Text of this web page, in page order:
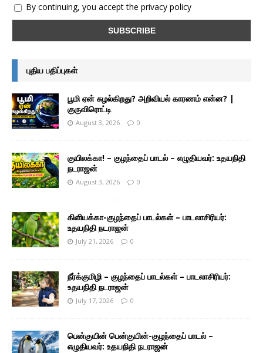
By continuing, you accept the privacy policy
புதிய பதிப்புகள்
பூமி ஏன் சுழல்கிறது? அறிவியல் காரணம் என்ன? |
குருவிரொட்டி
August 3, 2026 0
குயிலக்கா! – குழந்தைப் பாடல் – எழுதியவர்: உதயநிதி
நடராஜன்
August 3, 2026 0
கிளியக்கா-குழந்தைப் பாடல்கள் – பாடலாசிரியர்:
உதயநிதி நடராஜன்
July 21, 2026 0
நீர்க்குமிழி – குழந்தைப் பாடல்கள் – பாடலாசிரியர்:
உதயநிதி நடராஜன்
July 17, 2026 0
பென்குயின் பென்குயின்-குழந்தைப் பாடல் –
எழுதியவர்: உதயநிதி நடராஜன்